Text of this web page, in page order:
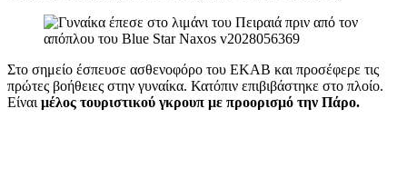
Στο σημείο έσπευσε ασθενοφόρο του ΕΚΑΒ και προσέφερε τις
πρώτες βοήθειες στην γυναίκα. Κατόπιν επιβιβάστηκε στο πλοίο.
Είναι μέλος τουριστικού γκρουπ με προορισμό την Πάρο.